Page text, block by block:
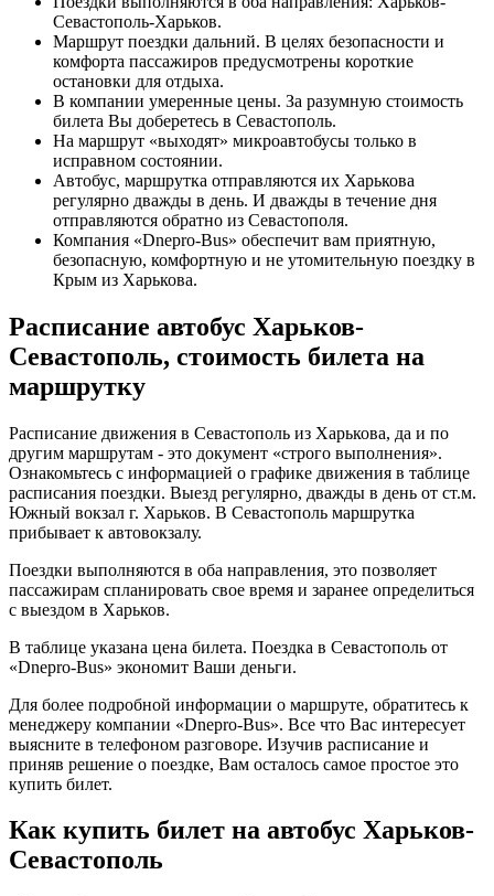
Севастополь-Харьков.
Маршрут поездки дальний. В целях безопасности и
комфорта пассажиров предусмотрены короткие
остановки для отдыха.
В компании умеренные цены. За разумную стоимость
билета Вы доберетесь в Севастополь.
На маршрут «выходят» микроавтобусы только в
исправном состоянии.
Автобус, маршрутка отправляются их Харькова
регулярно дважды в день. И дважды в течение дня
отправляются обратно из Севастополя.
Компания «Dnepro-Bus» обеспечит вам приятную,
безопасную, комфортную и не утомительную поездку в
Крым из Харькова.
Расписание автобус Харьков-
Севастополь, стоимость билета на
маршрутку
Расписание движения в Севастополь из Харькова, да и по
другим маршрутам - это документ «строго выполнения».
Ознакомьтесь с информацией о графике движения в таблице
расписания поездки. Выезд регулярно, дважды в день от ст.м.
Южный вокзал г. Харьков. В Севастополь маршрутка
прибывает к автовокзалу.
Поездки выполняются в оба направления, это позволяет
пассажирам спланировать свое время и заранее определиться
с выездом в Харьков.
В таблице указана цена билета. Поездка в Севастополь от
«Dnepro-Bus» экономит Ваши деньги.
Для более подробной информации о маршруте, обратитесь к
менеджеру компании «Dnepro-Bus». Все что Вас интересует
выясните в телефоном разговоре. Изучив расписание и
приняв решение о поездке, Вам осталось самое простое это
купить билет.
Как купить билет на автобус Харьков-
Севастополь